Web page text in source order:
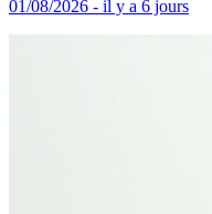
01/08/2026 - il y a 6 jours